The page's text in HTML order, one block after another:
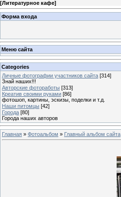
[Литературное кафе]
Форма входа
Меню сайта
Categories
Личные фотографии участников сайта [314]
Знай наших!!!
Авторские фотоработы [313]
Креатив своими руками [86]
фотошоп, картины, эскизы, поделки и т.д.
Наши питомцы [42]
Города [80]
Города наших авторов
Главная » Фотоальбом » Главный альбом сайта